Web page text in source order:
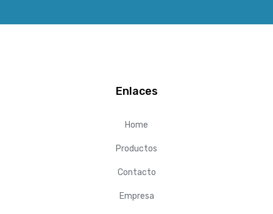
Enlaces
Home
Productos
Contacto
Empresa